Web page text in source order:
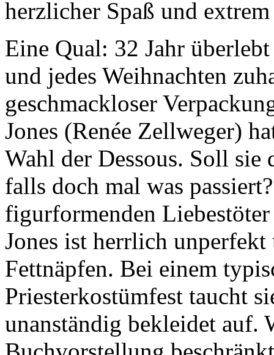
herzlicher Spaß und
Eine Qual: 32 Jahr
und jedes Weihnachten
geschmackloser
Jones (Renée Zellweger)
Wahl der Dessous. Soll sie
falls doch mal was
figurformenden
Jones ist herrlich
Fettnäpfen. Bei einem
Priesterkostümfest taucht
unanständig bekleidet auf.